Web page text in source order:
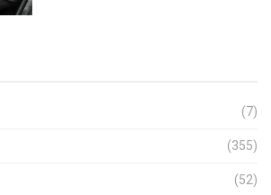
(7)
(355)
(52)